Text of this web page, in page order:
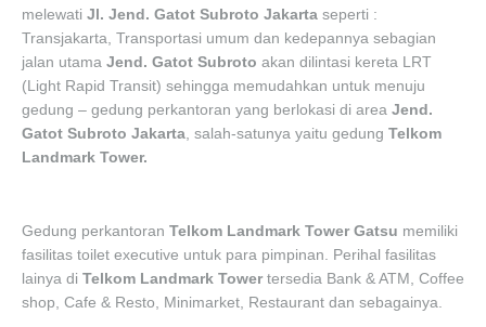
melewati Jl. Jend. Gatot Subroto Jakarta seperti :
Transjakarta, Transportasi umum dan kedepannya sebagian
jalan utama Jend. Gatot Subroto akan dilintasi kereta LRT
(Light Rapid Transit) sehingga memudahkan untuk menuju
gedung – gedung perkantoran yang berlokasi di area Jend.
Gatot Subroto Jakarta , salah-satunya yaitu gedung Telkom
Landmark Tower.
Gedung perkantoran Telkom Landmark Tower Gatsu memiliki
fasilitas toilet executive untuk para pimpinan. Perihal fasilitas
lainya di Telkom Landmark Towertersedia Bank & ATM, Coffee
shop, Cafe & Resto, Minimarket, Restaurant dan sebagainya.